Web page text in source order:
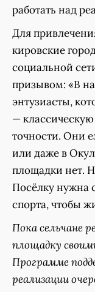
работать над
Для
кировские
социальной
призывом: «В
энтузиасты,
—
точности. Они
или даже в
площадки нет.
Посёлку нужна
спорта, чтобы
Пока сельчане
площадку
Программе
реализации